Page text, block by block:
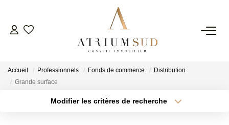
TRANSACTION
Accueil Professionnels Fonds de commerce
Distribution
Grande surface
Modifier les critères de recherche